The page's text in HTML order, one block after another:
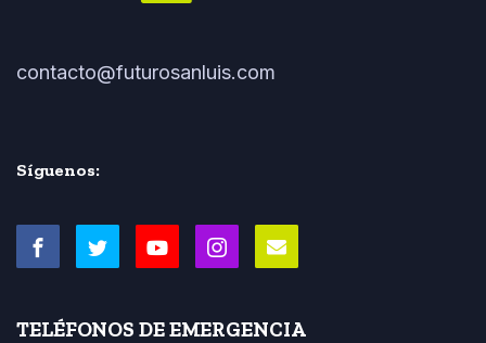
contacto@futurosanluis.com
Síguenos:
TELÉFONOS DE EMERGENCIA